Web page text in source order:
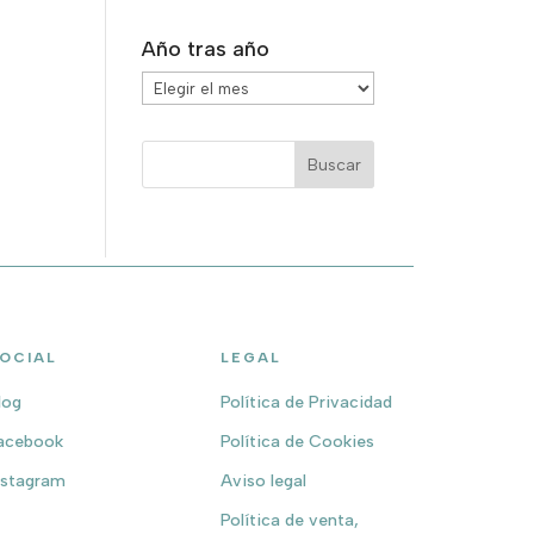
Año tras año
Año
tras
año
LEGAL
Política de Privacidad
Política de Cookies
Aviso legal
Política de venta,